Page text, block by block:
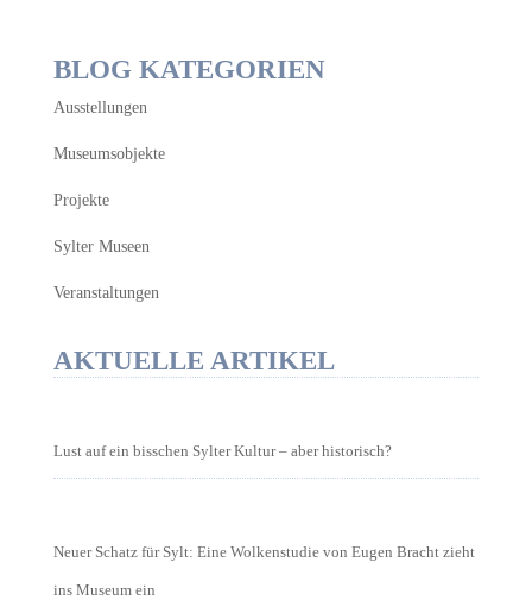
BLOG KATEGORIEN
Ausstellungen
Museumsobjekte
Projekte
Sylter Museen
Veranstaltungen
AKTUELLE ARTIKEL
Lust auf ein bisschen Sylter Kultur – aber historisch?
Neuer Schatz für Sylt: Eine Wolkenstudie von Eugen Bracht zieht
ins Museum ein